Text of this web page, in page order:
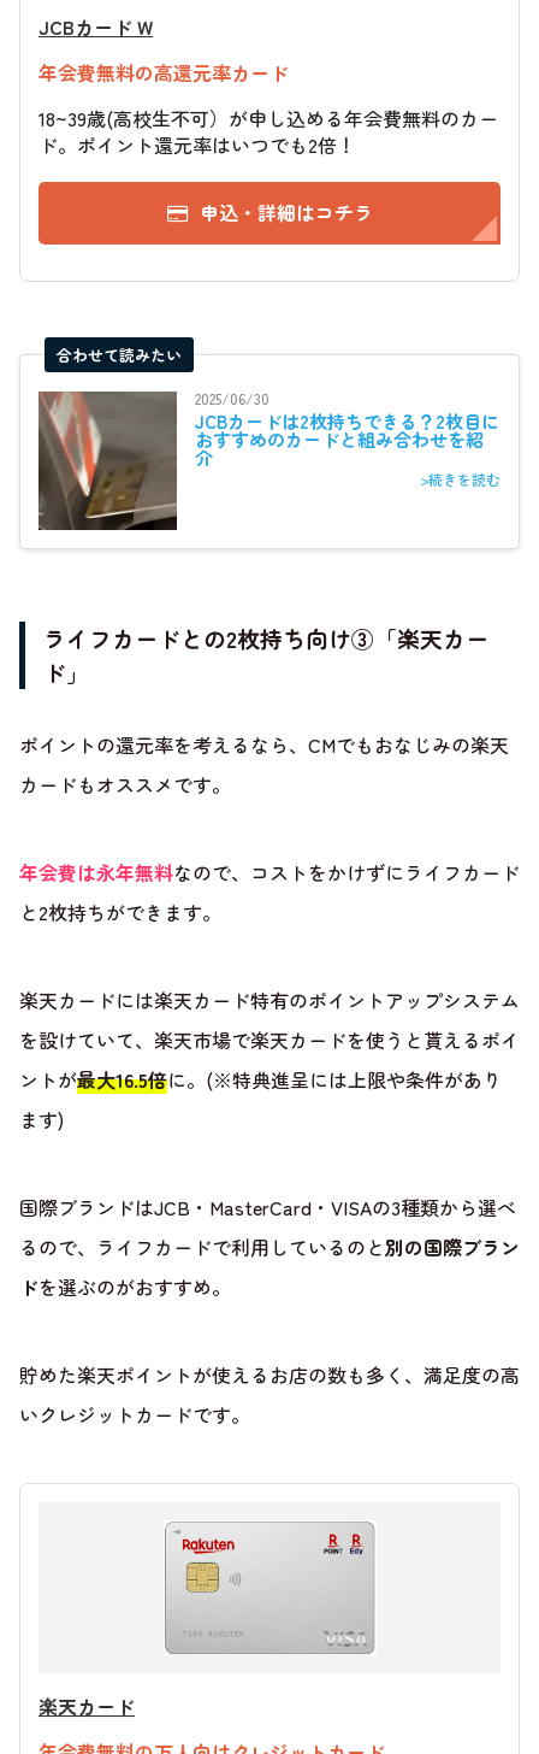
JCBカード W
年会費無料の高還元率カード
18~39歳(高校生不可）が申し込める年会費無料のカー
ド。ポイント還元率はいつでも2倍！
申込・詳細はコチラ
合わせて読みたい
2025/06/30
JCBカードは2枚持ちできる？2枚目に
おすすめのカードと組み合わせを紹
介
>続きを読む
ライフカードとの2枚持ち向け③「楽天カー
ド」
ポイントの還元率を考えるなら、CMでもおなじみの楽天
カードもオススメです。
年会費は永年無料なので、コストをかけずにライフカード
と2枚持ちができます。
楽天カードには楽天カード特有のポイントアップシステム
を設けていて、楽天市場で楽天カードを使うと貰えるポイ
ントが最大16.5倍に。(※特典進呈には上限や条件があり
ます)
国際ブランドはJCB・MasterCard・VISAの3種類から選べ
るので、ライフカードで利用しているのと別の国際ブラン
ドを選ぶのがおすすめ。
貯めた楽天ポイントが使えるお店の数も多く、満足度の高
いクレジットカードです。
楽天カード